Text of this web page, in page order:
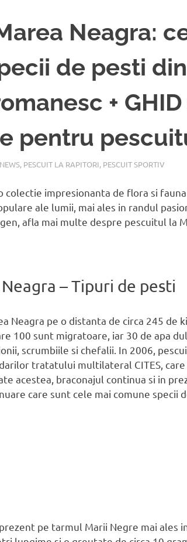
Neagra:
de pesti
+
pentru
NEWS, PESCUIT LA RAPITORI, PESCUIT SPORTIV
impresionanta de flora si
ale lumii, mai ales in randul
afla mai multe despre pescuitul la
– Tipuri de pesti
Neagra pe o distanta de circa 245 de
100 sunt migratoare, iar 30 de apa
scrumbiile si chefalii. In 2006,
tratatului multilateral CITES,
acestea, braconajul continua si in
care sunt cele mai comune specii
pe tarmul Marii Negre mai ales